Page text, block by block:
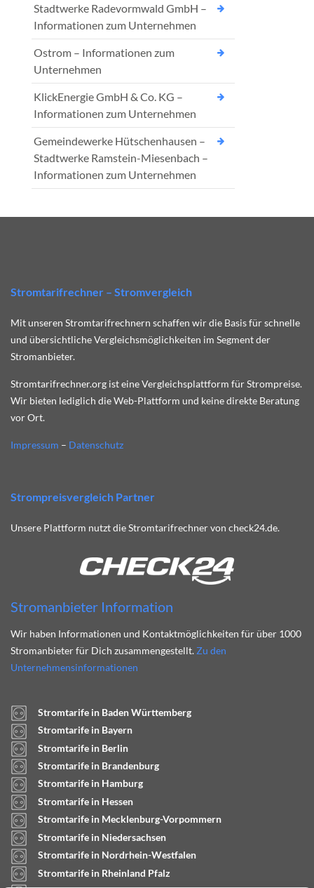
Stadtwerke Radevormwald GmbH –
Informationen zum Unternehmen
Ostrom – Informationen zum
Unternehmen
KlickEnergie GmbH & Co. KG –
Informationen zum Unternehmen
Gemeindewerke Hütschenhausen –
Stadtwerke Ramstein-Miesenbach –
Informationen zum Unternehmen
Stromtarifrechner – Stromvergleich
Mit unseren Stromtarifrechnern schaffen wir die Basis für schnelle
und übersichtliche Vergleichsmöglichkeiten im Segment der
Stromanbieter.
Stromtarifrechner.org ist eine Vergleichsplattform für Strompreise.
Wir bieten lediglich die Web-Plattform und keine direkte Beratung
vor Ort.
Impressum – Datenschutz
Strompreisvergleich Partner
Unsere Plattform nutzt die Stromtarifrechner von check24.de.
Stromanbieter Information
Wir haben Informationen und Kontaktmöglichkeiten für über 1000
Stromanbieter für Dich zusammengestellt. Zu den
Unternehmensinformationen
Stromtarife in Baden Württemberg
Stromtarife in Bayern
Stromtarife in Berlin
Stromtarife in Brandenburg
Stromtarife in Hamburg
Stromtarife in Hessen
Stromtarife in Mecklenburg-Vorpommern
Stromtarife in Niedersachsen
Stromtarife in Nordrhein-Westfalen
Stromtarife in Rheinland Pfalz